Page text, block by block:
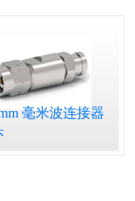
毫米波连接器